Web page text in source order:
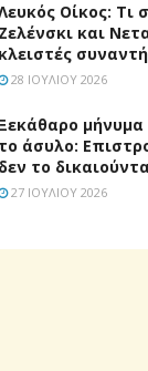
Οίκος: Τι
Ζελένσκι και
κλειστές
28 ΙΟΥΛΊΟΥ 2026
Ξεκάθαρο
το άσυλο:
δεν το
27 ΙΟΥΛΊΟΥ 2026